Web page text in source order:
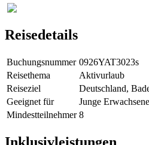
Reisedetails
Buchungsnummer 0926YAT3023s
Reisethema
Aktivurlaub
Reiseziel
Deutschland,
Geeignet für
Junge
Mindestteilnehmer 8
Inklusivleistungen